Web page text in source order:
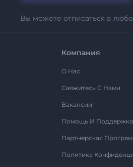
Вы можете отписаться в
Компания
О Нас
Свяжитесь С Нами
Вакансии
Помощь И Поддержка
Партнерская
Политика